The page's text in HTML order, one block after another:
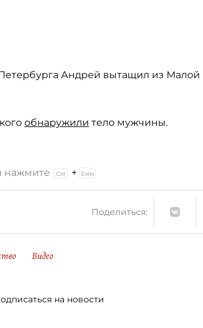
Петербурга Андрей вытащил из
обнаружили тело мужчины.
нажмите +
Поделиться:
Видео
на новости